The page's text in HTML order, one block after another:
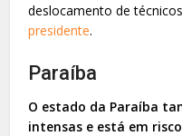
deslocamento de
presidente.
Paraíba
O estado da Paraíba
intensas e está em